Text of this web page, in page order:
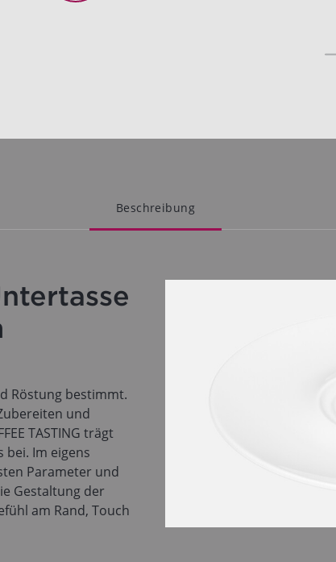
Beschreibung
Röstung bestimmt.
und
TASTING trägt
bei. Im eigens
Parameter und
Gestaltung der
am Rand, Touch